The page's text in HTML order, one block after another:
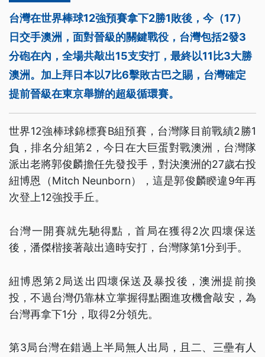
台灣在世界棒球12強預賽拿下2勝1敗後，今（17）
日交手澳洲，面對晉級的關鍵戰役，台灣包括2發3
分砲在內，全場共敲出15支安打，最終以11比3大勝
澳洲。加上拜日本以7比6擊敗古巴之賜，台灣確定
提前晉級在東京舉辦的超級循環賽。
世界12強棒球錦標賽B組預賽，台灣隊目前戰績2勝1
負，排名分組第2，今日在大巨蛋對戰澳洲，台灣隊
派出老將郭俊麟擔任先發投手，對決澳洲的27歲右投
紐博恩（Mitch Neunborn），這是郭俊麟睽違9年再
次登上12強投手丘。
台灣一開賽就先馳得點，首局在獲得2次四壞保送
後，潘傑楷接著敲出適時安打，台灣隊第1分到手。
紐博恩第2局送出四壞保送及暴投後，澳洲提前換
投，不過台灣仍靠林立掌握得點圈進攻機會敲安，為
台灣再拿下1分，取得2分領先。
第3局台灣在錯過上半局無人出局，且二、三壘有人